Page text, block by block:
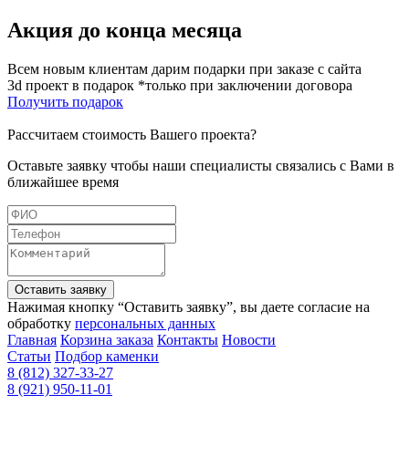
Акция до конца месяца
Всем новым клиентам дарим подарки при заказе с сайта
3d проект в подарок *только при заключении договора
Получить подарок
Рассчитаем стоимость Вашего проекта?
Оставьте заявку чтобы наши специалисты связались с Вами в
ближайшее время
Оставить заявку
Нажимая кнопку “Оставить заявку”, вы даете согласие на
обработку персональных данных
Главная Корзина заказа Контакты Новости
Статьи Подбор каменки
8 (812) 327-33-27
8 (921) 950-11-01